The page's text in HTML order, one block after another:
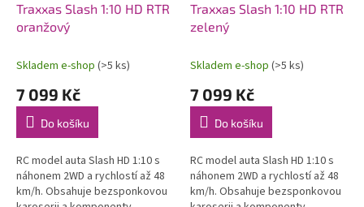
Traxxas Slash 1:10 HD RTR
oranžový
Skladem e-shop (>5 ks)
7 099 Kč
Do košíku
RC model auta Slash HD 1:10 s
náhonem 2WD a rychlostí až 48
km/h. Obsahuje bezsponkovou
Traxxas Slash 1:10 HD RTR
zelený
Skladem e-shop (>5 ks)
7 099 Kč
Do košíku
RC model auta Slash HD 1:10 s
náhonem 2WD a rychlostí až 48
km/h. Obsahuje bezsponkovou